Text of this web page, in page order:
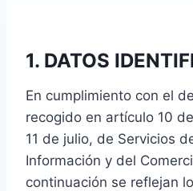
1. DATOS
En cumplimiento con el
recogido en artículo 10
11 de julio, de Servicios
Información y del
continuación se reflejan